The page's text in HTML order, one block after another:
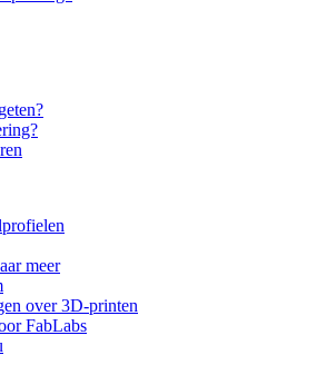
meer
over 3D-printen
FabLabs